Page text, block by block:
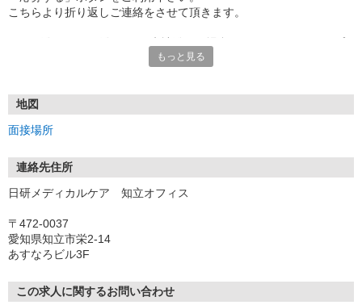
こちらより折り返しご連絡をさせて頂きます。
もっと見る
地図
面接場所
連絡先住所
日研メディカルケア 知立オフィス
〒472-0037
愛知県知立市栄2-14
あすなろビル3F
この求人に関するお問い合わせ